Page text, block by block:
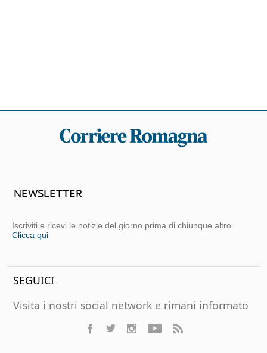
NEWSLETTER
Iscriviti e ricevi le notizie del giorno prima di chiunque altro
Clicca qui
SEGUICI
Visita i nostri social network e rimani informato